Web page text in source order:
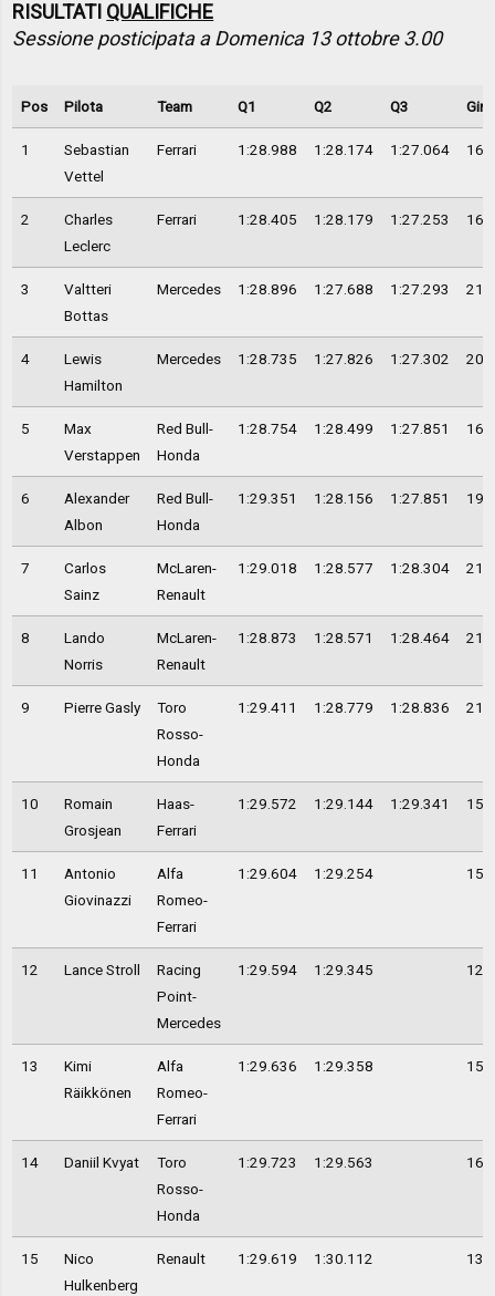
RISULTATI QUALIFICHE
Sessione posticipata a Domenica 13 ottobre 3.00
Pos Pilota Team Q1 Q2 Q3 Giri
1
Sebastian
Vettel
Ferrari 1:28.988 1:28.174 1:27.064 16
2
Charles
Leclerc
Ferrari 1:28.405 1:28.179 1:27.253 16
3
Valtteri
Bottas
Mercedes 1:28.896 1:27.688 1:27.293 21
4
Lewis
Hamilton
Mercedes 1:28.735 1:27.826 1:27.302 20
5
Max
Verstappen
Red Bull-
Honda
1:28.754 1:28.499 1:27.851 16
6
Alexander
Albon
Red Bull-
Honda
1:29.351 1:28.156 1:27.851 19
7
Carlos
Sainz
McLaren-
Renault
1:29.018 1:28.577 1:28.304 21
8
Lando
Norris
McLaren-
Renault
1:28.873 1:28.571 1:28.464 21
9 Pierre Gasly
Toro
Rosso-
Honda
1:29.411 1:28.779 1:28.836 21
10
Romain
Grosjean
Haas-
Ferrari
1:29.572 1:29.144 1:29.341 15
11
Antonio
Giovinazzi
Alfa
Romeo-
Ferrari
1:29.604 1:29.254 15
12 Lance Stroll
Racing
Point-
Mercedes
1:29.594 1:29.345 12
13
Kimi
Räikkönen
Alfa
Romeo-
Ferrari
1:29.636 1:29.358 15
14 Daniil Kvyat
Toro
Rosso-
Honda
1:29.723 1:29.563 16
15
Nico
Hulkenberg
Renault 1:29.619 1:30.112 13